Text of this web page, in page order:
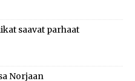
saavat parhaat
Norjaan